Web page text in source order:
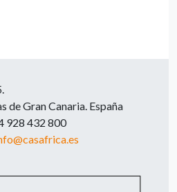
de Gran Canaria. España
928 432 800